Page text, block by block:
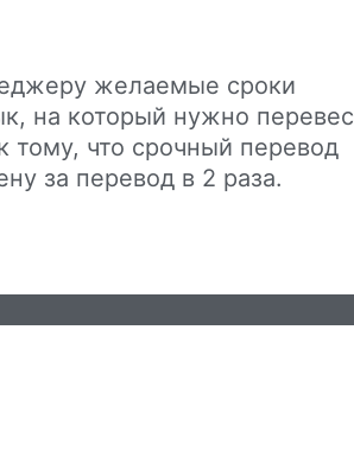
желаемые сроки
на который нужно
тому, что срочный перевод
за перевод в 2 раза.